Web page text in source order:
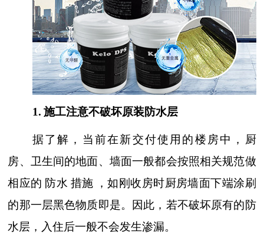
1. 施工注意不破坏原装防水层
据了解，当前在新交付使用的楼房中，厨
房、卫生间的地面、墙面一般都会按照相关规范做
相应的 防水 措施
，如刚收房时厨房墙面下端涂刷
的那一层黑色物质即是。因此，若不破坏原有的防
水层，入住后一般不会发生渗漏。